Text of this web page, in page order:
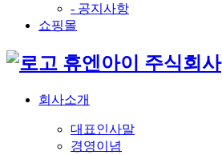
- 공지사항
쇼핑몰
휴엔아이 주식회사
회사소개
대표인사말
경영이념